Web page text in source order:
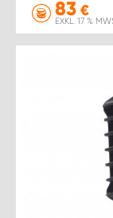
83 €
EXKL. 17 %